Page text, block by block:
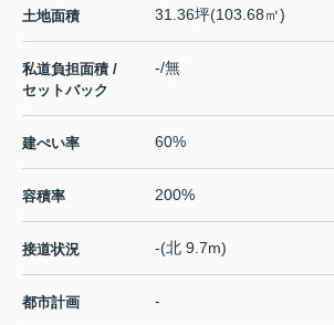
土地面積 31.36坪(103.68㎡)
私道負担面積 /
セットバック
-/無
建ぺい率 60%
容積率 200%
接道状況 -(北 9.7m)
都市計画 -